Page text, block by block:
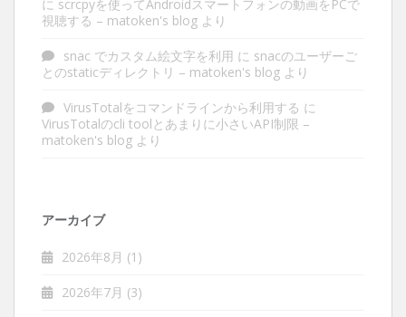
に scrcpyを使ってAndroidスマートフォンの動画をPCで
視聴する – matoken's blog より
snac でカスタム絵文字を利用 に snacのユーザーご
とのstaticディレクトリ – matoken's blog より
VirusTotalをコマンドラインから利用する に
VirusTotalのcli toolとあまりに小さいAPI制限 –
matoken's blog より
アーカイブ
2026年8月 (1)
2026年7月 (3)